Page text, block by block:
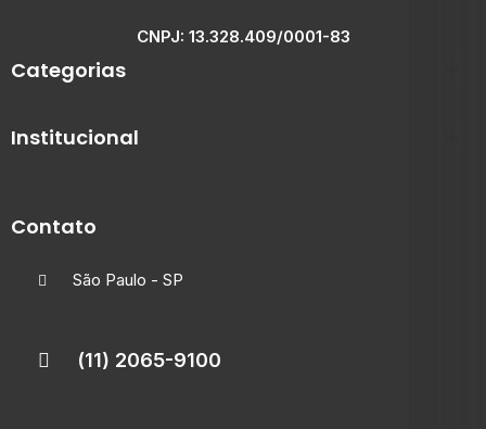
CNPJ: 13.328.409/0001-83
Categorias
Institucional
Contato
São Paulo - SP
(11) 2065-9100